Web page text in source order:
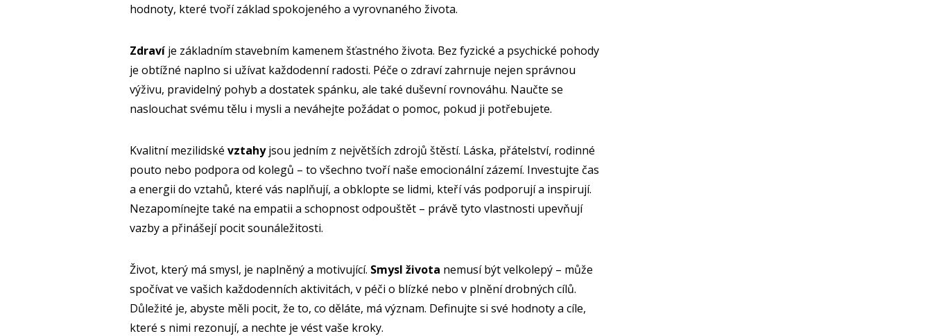
hodnoty, které tvoří základ spokojeného a vyrovnaného života.
Zdraví je základním stavebním kamenem šťastného života. Bez fyzické a psychické pohody
je obtížné naplno si užívat každodenní radosti. Péče o zdraví zahrnuje nejen správnou
výživu, pravidelný pohyb a dostatek spánku, ale také duševní rovnováhu. Naučte se
naslouchat svému tělu i mysli a neváhejte požádat o pomoc, pokud ji potřebujete.
Kvalitní mezilidské vztahyjsou jedním z největších zdrojů štěstí. Láska, přátelství, rodinné
pouto nebo podpora od kolegů – to všechno tvoří naše emocionální zázemí. Investujte čas
a energii do vztahů, které vás naplňují, a obklopte se lidmi, kteří vás podporují a inspirují.
Nezapomínejte také na empatii a schopnost odpouštět – právě tyto vlastnosti upevňují
vazby a přinášejí pocit sounáležitosti.
Život, který má smysl, je naplněný a motivující. Smysl života nemusí být velkolepý – může
spočívat ve vašich každodenních aktivitách, v péči o blízké nebo v plnění drobných cílů.
Důležité je, abyste měli pocit, že to, co děláte, má význam. Definujte si své hodnoty a cíle,
které s nimi rezonují, a nechte je vést vaše kroky.